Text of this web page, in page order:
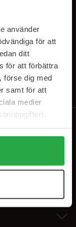
använder
för att
ditt
för att förbättra
förse dig med
samt för att
medier
accepterar du
anpassa
helst återkalla
. Du kan melde deg